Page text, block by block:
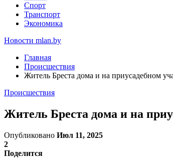
Спорт
Транспорт
Экономика
Новости mlan.by
Главная
Происшествия
Житель Бреста дома и на приусадебном
Происшествия
Житель Бреста дома и на
Опубликовано Июл 11, 2025
2
Поделится